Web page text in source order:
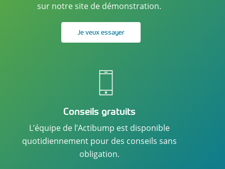
sur notre site de démonstration.
Je veux essayer
Conseils gratuits
L’équipe de l’Actibump est disponible
quotidiennement pour des conseils sans
obligation.